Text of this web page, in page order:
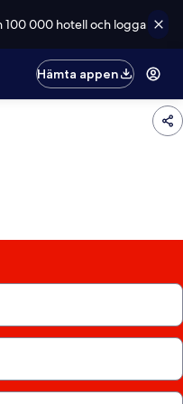
100 000 hotell och logga
Hämta appen